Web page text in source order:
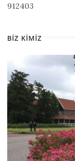
912403
BIZ KIMIZ